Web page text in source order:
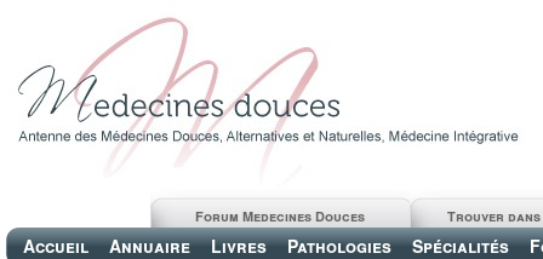
Accueil Annuaire Livres Pathologies Spécialités
Trouver
Forum Medecines Douces